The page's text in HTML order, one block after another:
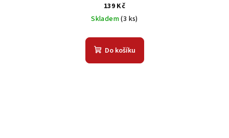
139 Kč
Skladem(3 ks)
Do košíku